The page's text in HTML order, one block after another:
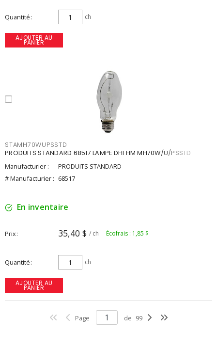
Quantité ch
AJOUTER AU
PANIER
STAMH70WUPSSTD
PRODUITS STANDARD 68517 LAMPE DHI HM MH70W/U/PSSTD
Manufacturier :
PRODUITS STANDARD
# Manufacturier : 68517
En inventaire
Prix 35,40 $ / ch Écofrais : 1,85 $
Quantité ch
AJOUTER AU
PANIER
Page de 99